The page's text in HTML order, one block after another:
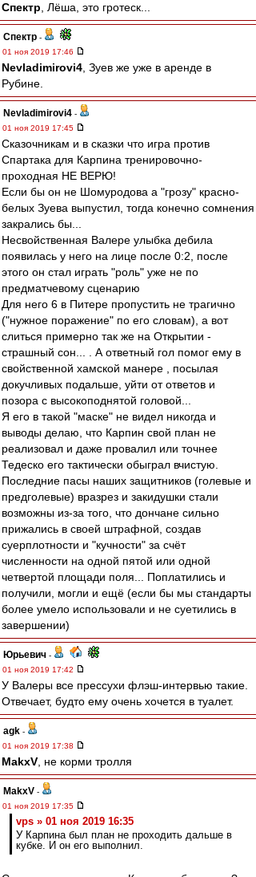
Спектр , Лёша, это гротеск...
Спектр -
01 ноя 2019 17:46
Nevladimirovi4 , Зуев же уже в аренде в
Рубине.
Nevladimirovi4 -
01 ноя 2019 17:45
Сказочникам и в сказки что игра против
Спартака для Карпина тренировочно-
проходная НЕ ВЕРЮ!
Если бы он не Шомуродова а "грозу" красно-
белых Зуева выпустил, тогда конечно сомнения
закрались бы...
Несвойственная Валере улыбка дебила
появилась у него на лице после 0:2, после
этого он стал играть "роль" уже не по
предматчевому сценарию
Для него 6 в Питере пропустить не трагично
("нужное поражение" по его словам), а вот
слиться примерно так же на Открытии -
страшный сон... . А ответный гол помог ему в
свойственной хамской манере , посылая
докучливых подальше, уйти от ответов и
позора с высокоподнятой головой...
Я его в такой "маске" не видел никогда и
выводы делаю, что Карпин свой план не
реализовал и даже провалил или точнее
Тедеско его тактически обыграл вчистую.
Последние пасы наших защитников (голевые и
предголевые) вразрез и закидушки стали
возможны из-за того, что дончане сильно
прижались в своей штрафной, создав
суерплотности и "кучности" за счёт
численности на одной пятой или одной
четвертой площади поля... Поплатились и
получили, могли и ещё (если бы мы стандарты
более умело использовали и не суетились в
завершении)
Юрьевич -
01 ноя 2019 17:42
У Валеры все прессухи флэш-интервью такие.
Отвечает, будто ему очень хочется в туалет.
agk -
01 ноя 2019 17:38
MakxV , не корми тролля
MakxV -
01 ноя 2019 17:35
vps » 01 ноя 2019 16:35
У Карпина был план не проходить дальше в
кубке. И он его выполнил.